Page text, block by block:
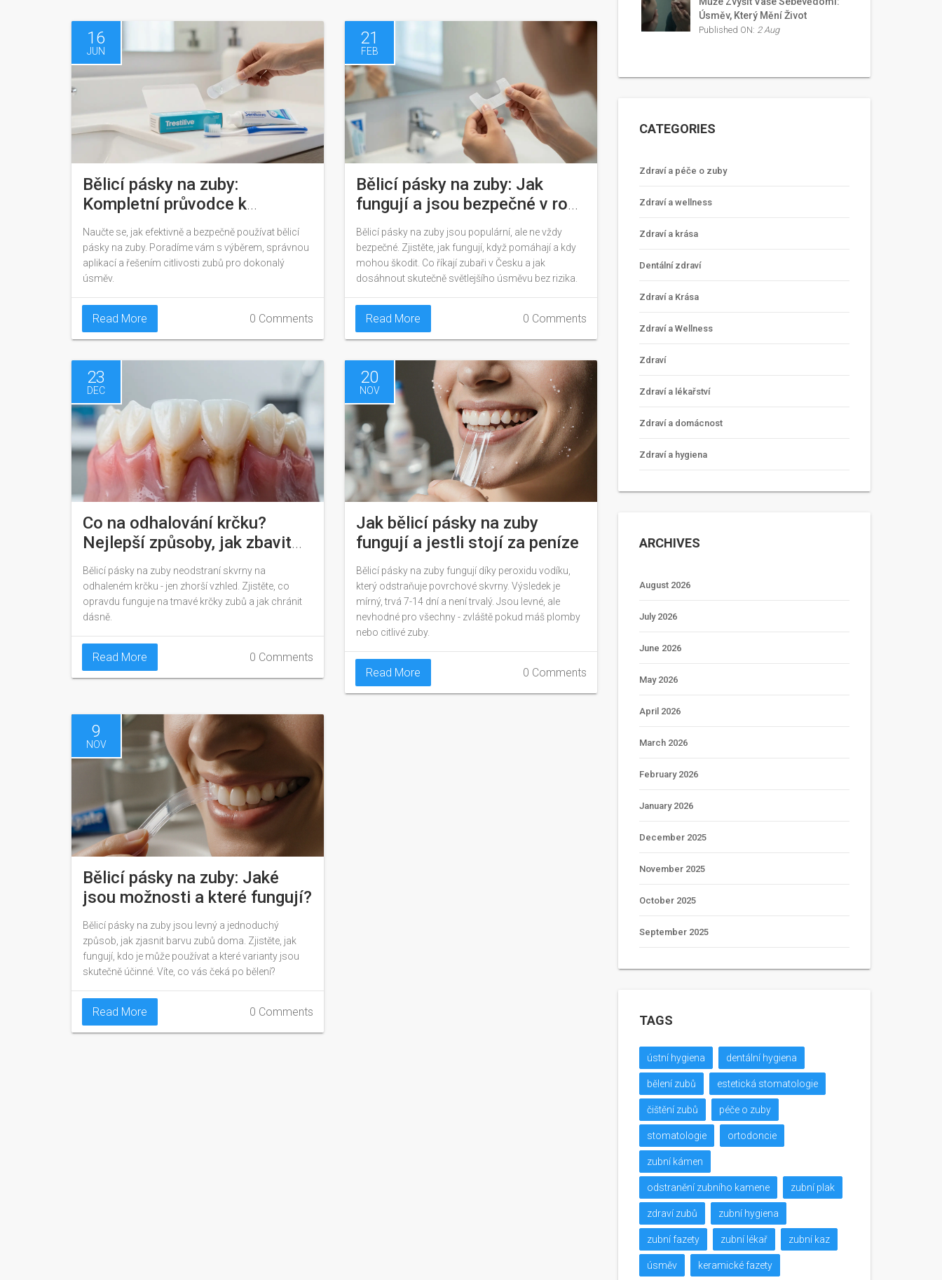
16
JUN
Bělicí pásky na zuby:
Kompletní průvodce k
bezpečnému bělení doma
Naučte se, jak efektivně a bezpečně používat bělicí
pásky na zuby. Poradíme vám s výběrem, správnou
aplikací a řešením citlivosti zubů pro dokonalý
úsměv.
Read More 0 Comments
21
FEB
Bělicí pásky na zuby: Jak
fungují a jsou bezpečné v roce
2026?
Bělicí pásky na zuby jsou populární, ale ne vždy
bezpečné. Zjistěte, jak fungují, když pomáhají a kdy
mohou škodit. Co říkají zubaři v Česku a jak
dosáhnout skutečně světlejšího úsměvu bez rizika.
Read More 0 Comments
23
DEC
Co na odhalování krčku?
Nejlepší způsoby, jak zbavit
zubů odolných skvrn
Bělicí pásky na zuby neodstraní skvrny na
odhaleném krčku - jen zhorší vzhled. Zjistěte, co
opravdu funguje na tmavé krčky zubů a jak chránit
dásně.
Read More 0 Comments
20
NOV
Jak bělicí pásky na zuby
fungují a jestli stojí za peníze
Bělicí pásky na zuby fungují díky peroxidu vodíku,
který odstraňuje povrchové skvrny. Výsledek je
mírný, trvá 7-14 dní a není trvalý. Jsou levné, ale
nevhodné pro všechny - zvláště pokud máš plomby
nebo citlivé zuby.
Read More 0 Comments
9
NOV
Bělicí pásky na zuby: Jaké
jsou možnosti a které fungují?
Bělicí pásky na zuby jsou levný a jednoduchý
způsob, jak zjasnit barvu zubů doma. Zjistěte, jak
fungují, kdo je může používat a které varianty jsou
skutečně účinné. Víte, co vás čeká po bělení?
Read More 0 Comments
Úsměv, Který Mění Život
Published ON: 2 Aug
CATEGORIES
Zdraví a péče o zuby
Zdraví a wellness
Zdraví a krása
Dentální zdraví
Zdraví a Krása
Zdraví a Wellness
Zdraví
Zdraví a lékařství
Zdraví a domácnost
Zdraví a hygiena
ARCHIVES
August 2026
July 2026
June 2026
May 2026
April 2026
March 2026
February 2026
January 2026
December 2025
November 2025
October 2025
September 2025
TAGS
ústní hygiena dentální hygiena
bělení zubů estetická stomatologie
čištění zubů péče o zuby
stomatologie ortodoncie
zubní kámen
odstranění zubního kamene zubní plak
zdraví zubů zubní hygiena
zubní fazety zubní lékař zubní kaz
úsměv keramické fazety